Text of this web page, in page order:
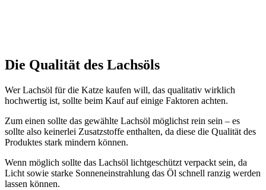
Die Qualität des Lachsöls
Wer Lachsöl für die Katze kaufen will, das qualitativ wirklich
hochwertig ist, sollte beim Kauf auf einige Faktoren achten.
Zum einen sollte das gewählte Lachsöl möglichst rein sein – es
sollte also keinerlei Zusatzstoffe enthalten, da diese die Qualität des
Produktes stark mindern können.
Wenn möglich sollte das Lachsöl lichtgeschützt verpackt sein, da
Licht sowie starke Sonneneinstrahlung das Öl schnell ranzig werden
lassen können.